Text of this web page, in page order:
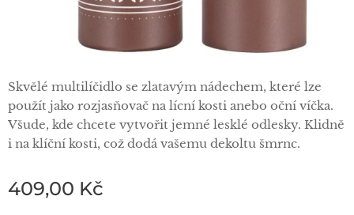
Skvělé multilíčidlo se zlatavým nádechem, které lze
použít jako rozjasňovač na lícní kosti anebo oční víčka.
Všude, kde chcete vytvořit jemné lesklé odlesky. Klidně
i na klíční kosti, což dodá vašemu dekoltu šmrnc.
409,00 Kč